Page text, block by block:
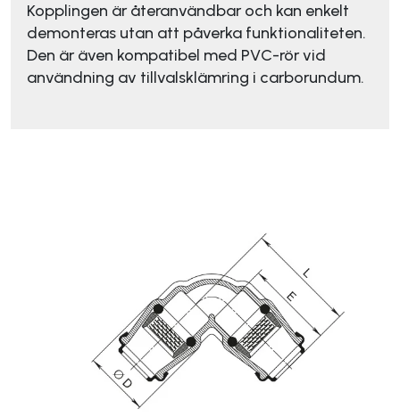
Kopplingen är återanvändbar och kan enkelt
demonteras utan att påverka funktionaliteten.
Den är även kompatibel med PVC-rör vid
användning av tillvalsklämring i carborundum.